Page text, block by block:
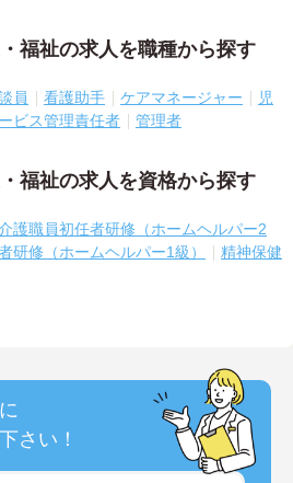
福祉の求人を職種から探す
員 看護助手 ケアマネージャー
児
ビス管理責任者 管理者
福祉の求人を資格から探す
護職員初任者研修（ホームヘルパー2
研修（ホームヘルパー1級）
精神保健
下さい！